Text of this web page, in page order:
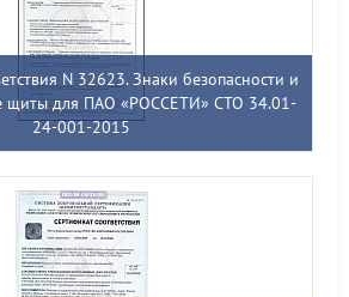
N 32623. Знаки безопасности и
щиты для ПАО «РОССЕТИ» СТО 34.01-
24-001-2015